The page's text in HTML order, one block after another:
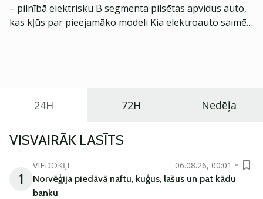
– pilnībā elektrisku B segmenta pilsētas apvidus auto,
kas kļūs par pieejamāko modeli Kia elektroauto saimē
24H 72H Nedēļa
VISVAIRĀK LASĪTS
1
VIEDOKĻI
06.08.26, 00:01
Norvēģija piedāvā naftu, kuģus, lašus un pat kādu
banku